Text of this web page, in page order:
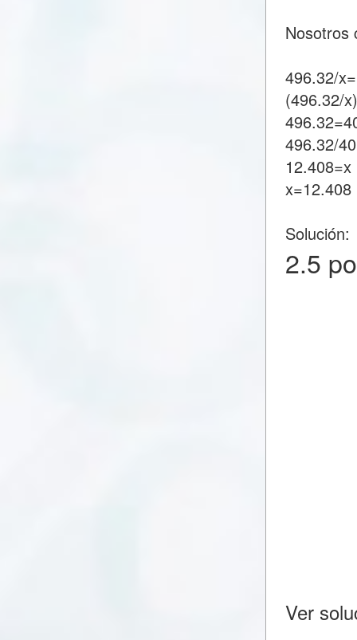
Nosotros
496.32/
(496.32/
496.32/
12.408=x
x=12.408
Solución:
2.5
Ver